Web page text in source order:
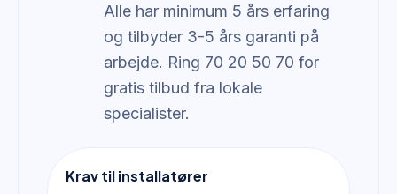
Alle har minimum 5 års erfaring
og tilbyder 3-5 års garanti på
arbejde. Ring 70 20 50 70 for
gratis tilbud fra lokale
specialister.
Krav til installatører